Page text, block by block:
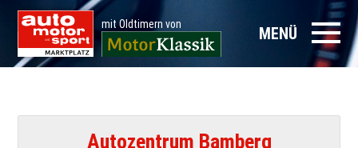
mit Oldtimern von MENÜ
Autozentrum Bamberg